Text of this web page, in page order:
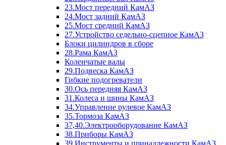
23.Мост передний КамАЗ
24.Мост задний КамАЗ
25.Мост средний КамАЗ
27.Устройство седельно-сцепное КамАЗ
Блоки цилиндров в сборе
28.Рама КамАЗ
Коленчатые валы
29.Подвеска КамАЗ
Гибкие подогреватели
30.Ось передняя КамАЗ
31.Колеса и шины КамАЗ
34.Управление рулевое КамАЗ
35.Тормоза КамАЗ
37,40.Электрооборудование КамАЗ
38.Приборы КамАЗ
39.Инструменты и принадлежности КамАЗ